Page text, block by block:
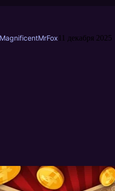
MagnificentMrFox 11 декабря 2025